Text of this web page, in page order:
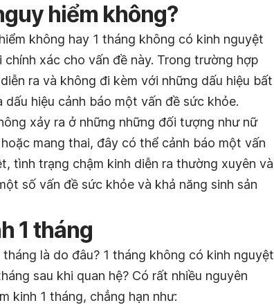
hiểm không?
không hay 1 tháng không có kinh nguyệt
xác cho vấn đề này. Trong trường hợp
ra và không đi kèm với những dấu hiệu bất
hiệu cảnh báo một vấn đề sức khỏe.
xảy ra ở những những đối tượng như nữ
mang thai, đây có thể cảnh báo một vấn
tình trạng chậm kinh diễn ra thường xuyên và
số vấn đề sức khỏe và khả năng sinh sản
1 tháng
là do đâu? 1 tháng không có kinh nguyệt
sau khi quan hệ? Có rất nhiều nguyên
kinh 1 tháng, chẳng hạn như: